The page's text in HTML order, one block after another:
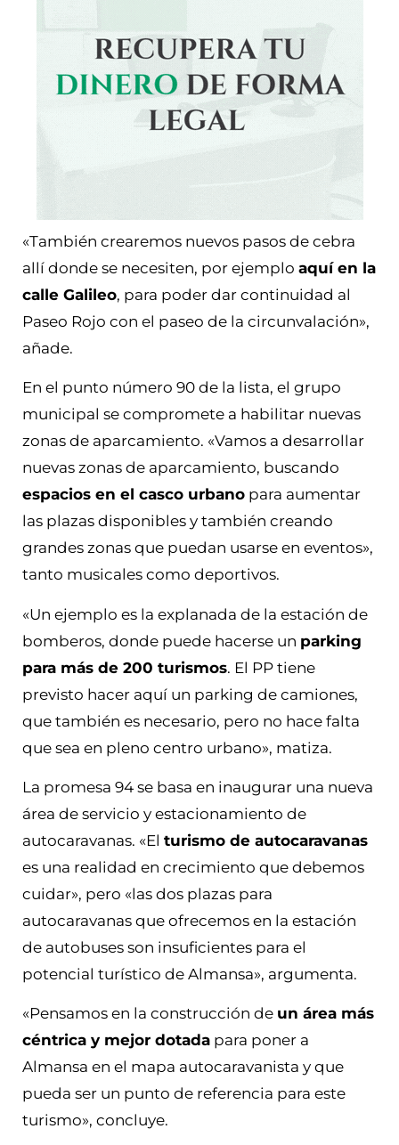
«También crearemos nuevos pasos de cebra
allí donde se necesiten, por ejemplo aquí en la
calle Galileo, para poder dar continuidad al
Paseo Rojo con el paseo de la circunvalación»,
añade.
En el punto número 90 de la lista, el grupo
municipal se compromete a habilitar nuevas
zonas de aparcamiento. «Vamos a desarrollar
nuevas zonas de aparcamiento, buscando
espacios en el casco urbano para aumentar
las plazas disponibles y también creando
grandes zonas que puedan usarse en eventos»,
tanto musicales como deportivos.
«Un ejemplo es la explanada de la estación de
bomberos, donde puede hacerse un parking
para más de 200 turismos. El PP tiene
previsto hacer aquí un parking de camiones,
que también es necesario, pero no hace falta
que sea en pleno centro urbano», matiza.
La promesa 94 se basa en inaugurar una nueva
área de servicio y estacionamiento de
autocaravanas. «El turismo de autocaravanas
es una realidad en crecimiento que debemos
cuidar», pero «las dos plazas para
autocaravanas que ofrecemos en la estación
de autobuses son insuficientes para el
potencial turístico de Almansa», argumenta.
«Pensamos en la construcción de un área más
céntrica y mejor dotada para poner a
Almansa en el mapa autocaravanista y que
pueda ser un punto de referencia para este
turismo», concluye.